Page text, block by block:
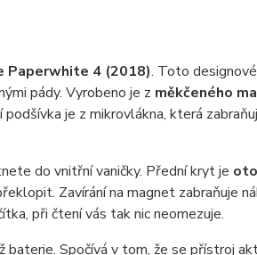
Paperwhite 4 (2018). Toto
pády. Vyrobeno je z měkčeného
je z mikrovlákna, která
do vnitřní vaničky. Přední kryt je
Zavírání na magnet zabraňuje
při čtení vás tak nic neomezuje.
baterie. Spočívá v tom, že se přístroj